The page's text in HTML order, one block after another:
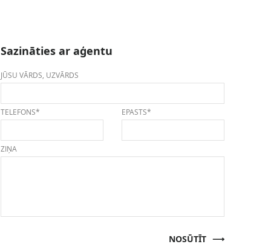
Sazināties ar aģentu
JŪSU VĀRDS, UZVĀRDS
TELEFONS* EPASTS*
ZIŅA
NOSŪTĪT